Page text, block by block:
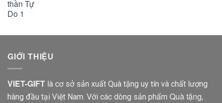
GIỚI THIỆU
VIET-GIFT là cơ sở sản xuất Quà tặng uy tín và chất lượng
hàng đầu tại Việt Nam. Với các dòng sản phẩm Quà tặng,